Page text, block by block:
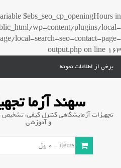
$ebs_seo_cp_openingHours in
wp-content/plugins/local-
local-search-seo-contact-page-
output.phpon line 163
برخی از اطلاعات نمونه
سهند آزما
تجهیزات آزمایشگاهی کنترل کیفی، تشخیص
و آموزشی
0 ﷼